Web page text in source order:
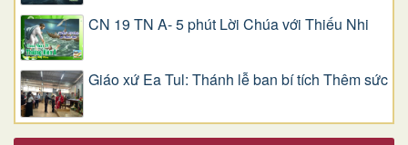
CN 19 TN A- 5 phút Lời Chúa với Thiếu Nhi
Giáo xứ Ea Tul: Thánh lễ ban bí tích Thêm sức